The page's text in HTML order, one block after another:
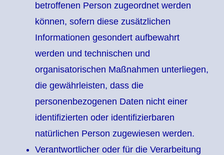
betroffenen Person zugeordnet werden
können, sofern diese zusätzlichen
Informationen gesondert aufbewahrt
werden und technischen und
organisatorischen Maßnahmen unterliegen,
die gewährleisten, dass die
personenbezogenen Daten nicht einer
identifizierten oder identifizierbaren
natürlichen Person zugewiesen werden.
Verantwortlicher oder für die Verarbeitung